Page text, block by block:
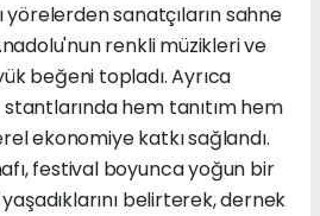
yörelerden sanatçıların sahne
renkli müzikleri ve
beğeni topladı. Ayrıca
hem tanıtım hem
ekonomiye katkı sağlandı.
festival boyunca yoğun bir
belirterek, dernek